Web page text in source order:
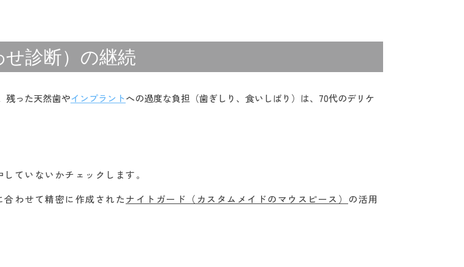
診断）の継続
残った天然歯やインプラントへの過度な負担（歯ぎしり、食いしばり）は、70代のデリケ
ていないかチェックします。
わせて精密に作成されたナイトガード（カスタムメイドのマウスピース） の活用